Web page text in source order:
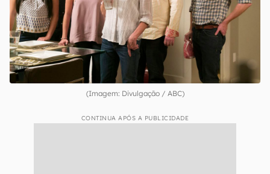
(Imagem: Divulgação / ABC)
CONTINUA APÓS A PUBLICIDADE